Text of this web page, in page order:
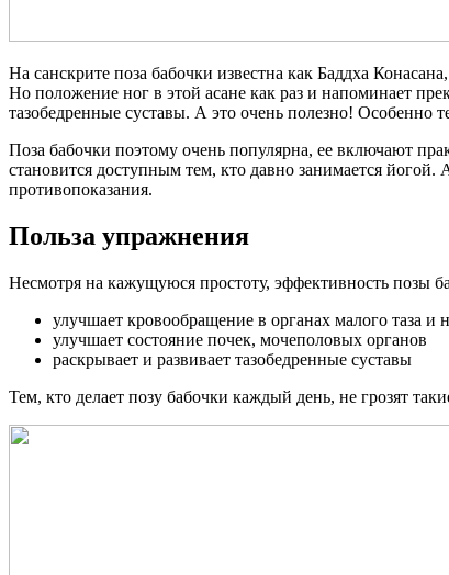
На санскрите поза бабочки известна как Баддха
Но положение ног в этой асане как раз и напоминает
тазобедренные суставы. А это очень полезно! Особенно
Поза бабочки поэтому очень популярна, ее включают
становится доступным тем, кто давно занимается
противопоказания.
Польза упражнения
Несмотря на кажущуюся простоту, эффективность позы
улучшает кровообращение в органах малого таза
улучшает состояние почек, мочеполовых органов
раскрывает и развивает тазобедренные суставы
Тем, кто делает позу бабочки каждый день, не грозят